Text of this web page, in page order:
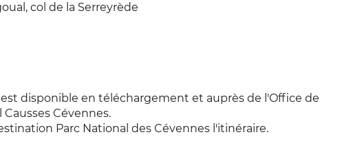
col de la Serreyrède
disponible en téléchargement et auprès de l'Office de
Cévennes.
Parc National des Cévennes l'itinéraire.